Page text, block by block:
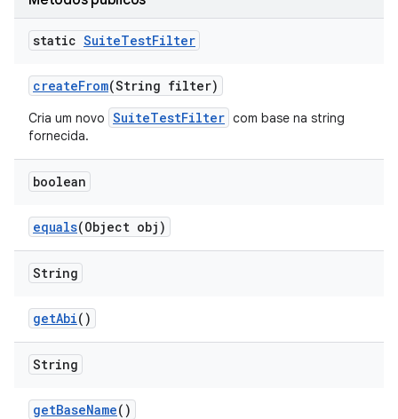
static SuiteTestFilter
createFrom(String filter)
Cria um novo SuiteTestFilter com base na string
fornecida.
boolean
equals(Object obj)
String
getAbi()
String
getBaseName()